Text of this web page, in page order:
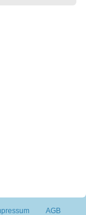
AGB